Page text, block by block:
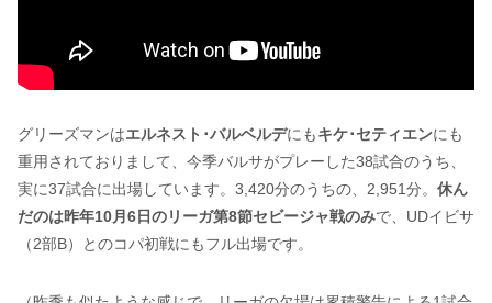
グリーズマンはエルネスト･バルベルデにもキケ･セティエンにも
重用されておりまして、今季バルサがプレーした38試合のうち、
実に37試合に出場しています。3,420分のうちの、2,951分。 休ん
だのは昨年10月6日のリーガ第8節セビージャ戦のみで、UDイビサ
（2部B）とのコパ初戦にもフル出場です。